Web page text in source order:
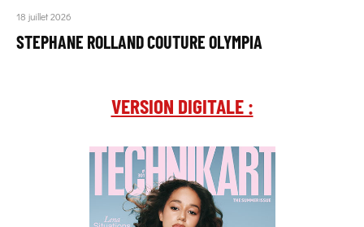
18 juillet 2026
STEPHANE ROLLAND COUTURE OLYMPIA
VERSION DIGITALE :